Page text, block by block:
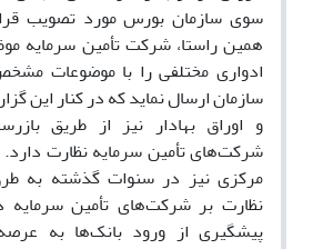
سوی سازمان بورس مورد تصویب
همین راستا، شرکت تأمین سرمایه
ادواری مختلفی را با موضوعات
سازمان ارسال نماید که در کنار این
و اوراق بهادار نیز از طریق
شرکت‌های تأمین سرمایه نظارت
مرکزی نیز در سنوات گذشته به
نظارت بر شرکت‌های تأمین سرمایه
پیشگیری از ورود بانک‌ها به